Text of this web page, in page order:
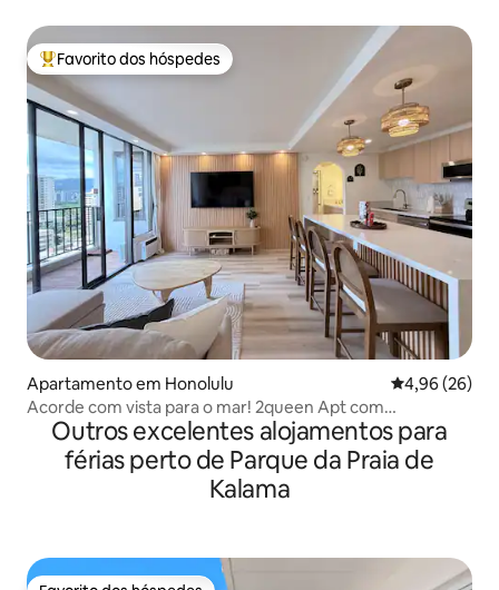
Favoritos dos hóspedes mais apreciados
Favorito dos hóspedes
Apartamento em Honolulu Classificação
4,96 (26)
Acorde com vista para o mar! 2queen Apt com
estacionamento gratuito
Outros excelentes alojamentos para
férias perto de Parque da Praia de
Kalama